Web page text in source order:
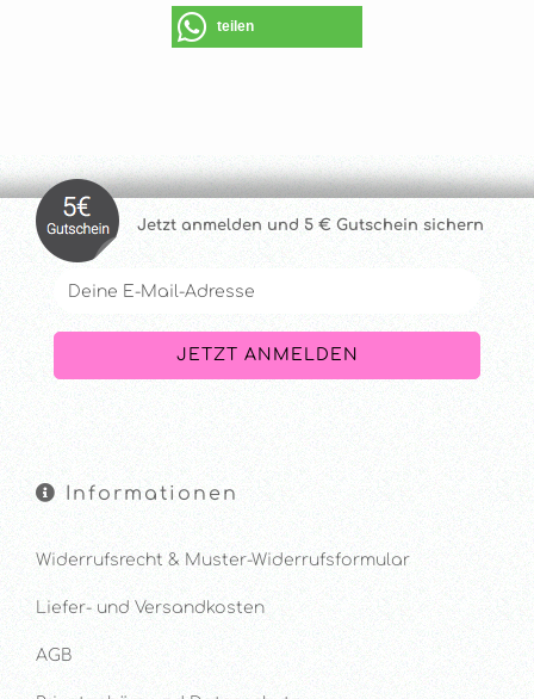
teilen
Jetzt anmelden und 5 € Gutschein sichern
Informationen
Widerrufsrecht & Muster-Widerrufsformular
Liefer- und Versandkosten
AGB